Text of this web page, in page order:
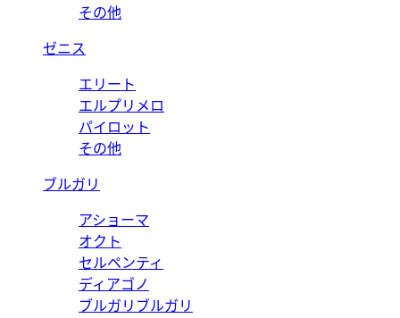
その他
ゼニス
エリート
エルプリメロ
パイロット
その他
ブルガリ
アショーマ
オクト
セルペンティ
ディアゴノ
ブルガリブルガリ